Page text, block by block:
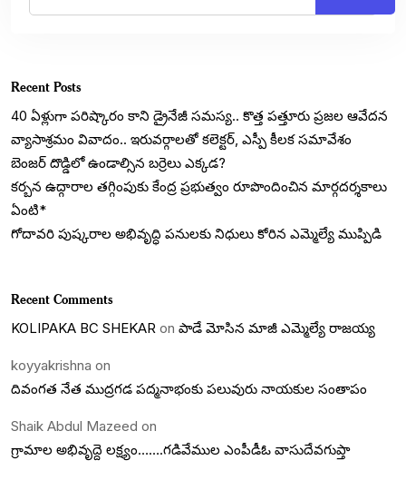
Recent Posts
40 ఏళ్లుగా పరిష్కారం కాని డ్రైనేజీ సమస్య.. కొత్త పత్తూరు ప్రజల ఆవేదన
వ్యాసాశ్రమం వివాదం.. ఇరువర్గాలతో కలెక్టర్, ఎస్పీ కీలక సమావేశం
బెంజర్ దొడ్డిలో ఉండాల్సిన బర్రెలు ఎక్కడ?
కర్బన ఉద్గారాల తగ్గింపుకు కేంద్ర ప్రభుత్వం రూపొందించిన మార్గదర్శకాలు
ఏంటి*
గోదావరి పుష్కరాల అభివృద్ధి పనులకు నిధులు కోరిన ఎమ్మెల్యే ముప్పిడి
Recent Comments
KOLIPAKA BC SHEKAR on పాడే మోసిన మాజీ ఎమ్మెల్యే రాజయ్య
koyyakrishna on
దివంగత నేత ముద్రగడ పద్మనాభంకు పలువురు నాయకుల సంతాపం
Shaik Abdul Mazeed on
గ్రామాల అభివృద్దె లక్ష్యం…….గడివేముల ఎంపీడీఓ వాసుదేవగుప్తా